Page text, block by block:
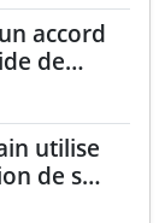
accord
de
utilise
de ses